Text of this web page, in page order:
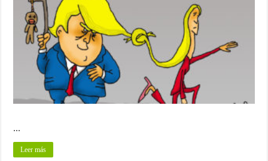
...
Leer más